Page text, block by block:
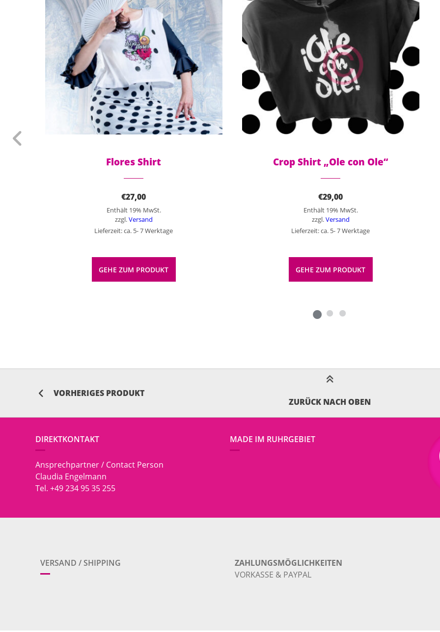
Flores Shirt
€27,00
Enthält 19% MwSt.
zzgl.Versand
Lieferzeit: ca. 5- 7 Werktage
GEHE ZUM PRODUKT
Crop Shirt „Ole con Ole“
€29,00
Enthält 19% MwSt.
zzgl.Versand
Lieferzeit: ca. 5- 7 Werktage
GEHE ZUM PRODUKT
VORHERIGES PRODUKT
ZURÜCK NACH OBEN
DIREKTKONTAKT
Ansprechpartner / Contact Person
Claudia Engelmann
Tel. +49 234 95 35 255
MADE IM RUHRGEBIET
VERSAND / SHIPPING
ZAHLUNGSMÖGLICHKEITEN
VORKASSE & PAYPAL